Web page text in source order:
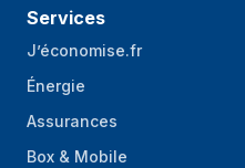
Services
J’économise.fr
Énergie
Assurances
Box & Mobile